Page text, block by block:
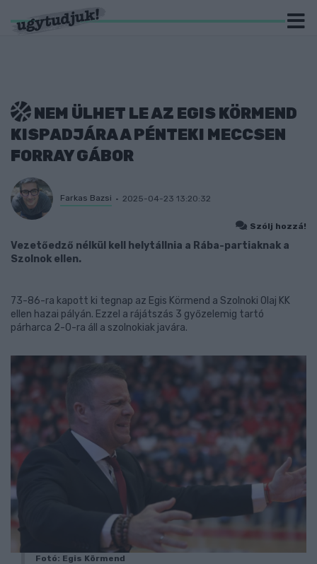
NEM ÜLHET LE AZ EGIS KÖRMEND
KISPADJÁRA A PÉNTEKI MECCSEN
FORRAY GÁBOR
Farkas Bazsi 2025-04-23 13:20:32
Szólj hozzá!
Vezetőedző nélkül kell helytállnia a Rába-partiaknak a
Szolnok ellen.
73-86-ra kapott ki tegnap az Egis Körmend a Szolnoki Olaj KK
ellen hazai pályán. Ezzel a rájátszás 3 győzelemig tartó
párharca 2-0-ra áll a szolnokiak javára.
Fotó: Egis Körmend